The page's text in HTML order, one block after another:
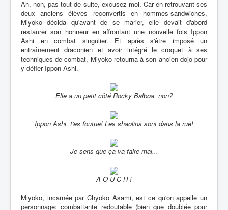
Ah, non, pas tout de suite, excusez-moi. Car en retrouvant ses
deux anciens élèves reconvertis en hommes-sandwiches,
Miyoko décida qu'avant de se marier, elle devait d'abord
restaurer son honneur en affrontant une nouvelle fois Ippon
Ashi en combat singulier. Et après s'être imposé un
entraînement draconien et avoir intégré le croquet à ses
techniques de combat, Miyoko retourna à son ancien dojo pour
y défier Ippon Ashi.
Elle a un petit côté Rocky Balboa, non?
Ippon Ashi, t'es foutue! Les shaolins sont dans la rue!
Je sens que ça va faire mal...
A-O-U-C-H-!
Miyoko, incarnée par Chyoko Asami, est ce qu'on appelle un
personnage: combattante redoutable (bien que doublée pour